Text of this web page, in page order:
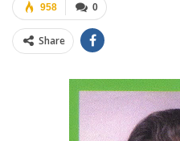
0
958
Share